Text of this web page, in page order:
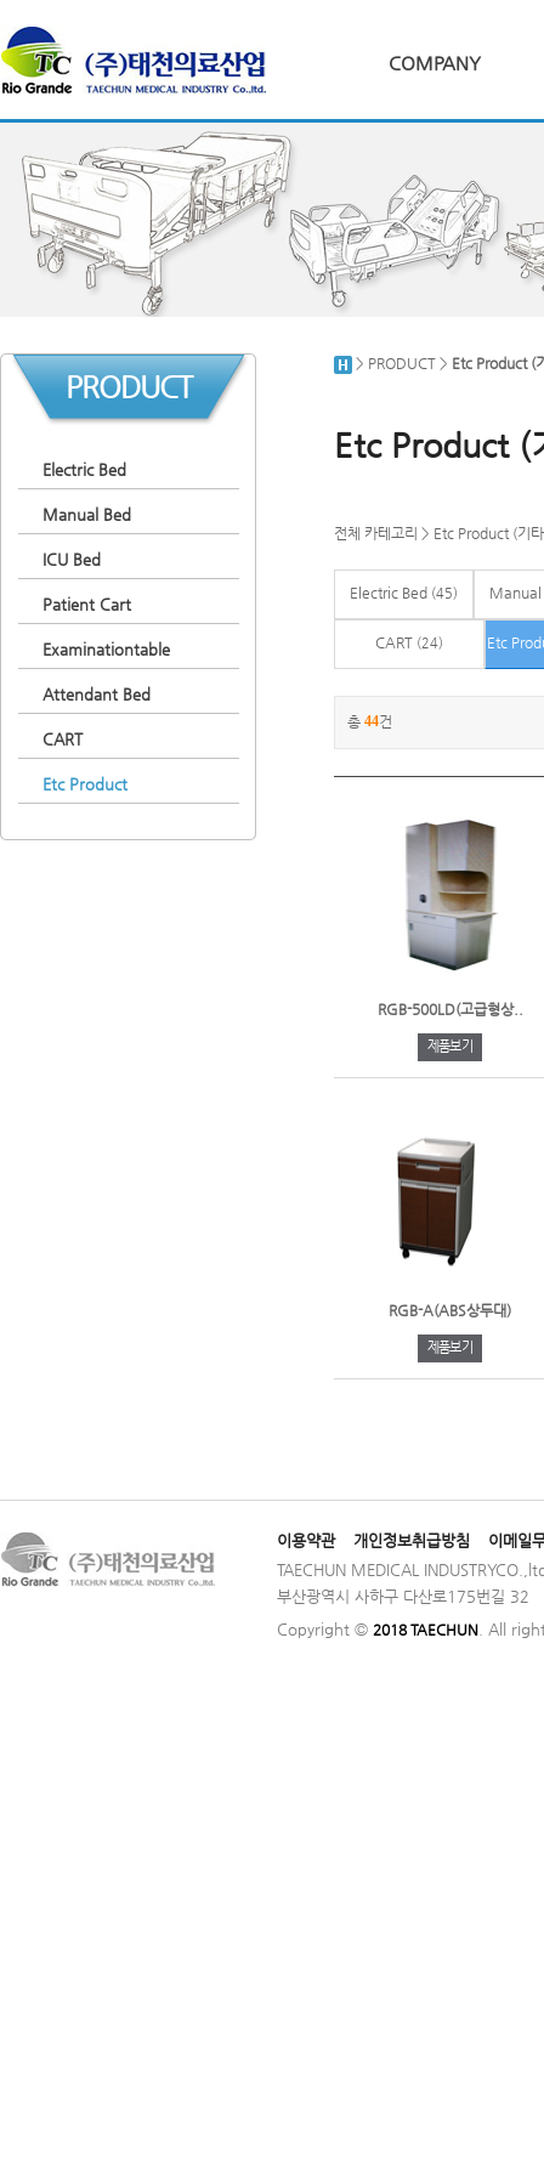
COMPANY
PRODUCT
Electric Bed
Manual Bed
ICU Bed
Patient Cart
Examinationtable
Attendant Bed
CART
Etc Product
> PRODUCT > Etc Product (
Etc Product (
전체 카테고리 > Etc Product (기
Electric Bed (45) Manual
CART (24) Etc
총 44건
RGB-500LD(고급형상..
제품보기
RGB-A(ABS상두대)
제품보기
이용약관 개인정보취급방침
이메일
TAECHUN MEDICAL
부산광역시 사하구 다산로175번
Copyright © 2018 TAECHUN . All